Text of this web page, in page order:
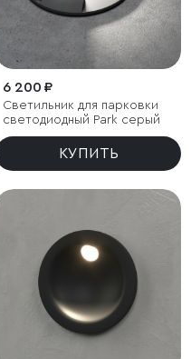
6 200 ₽
Светильник для парковки
светодиодный Park серый
КУПИТЬ